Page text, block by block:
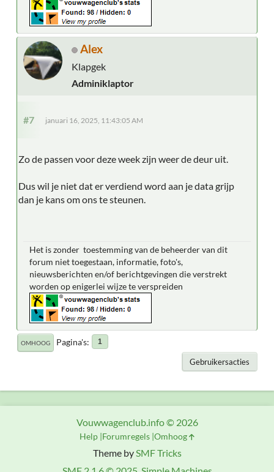
Alex
Klapgek
Adminiklaptor
#7 januari 16, 2025, 11:43:05 AM
Zo de passen voor deze week zijn weer de deur uit.
Dus wil je niet dat er verdiend word aan je data grijp
dan je kans om ons te steunen.
Het is zonder toestemming van de beheerder van dit
forum niet toegestaan, informatie, foto's,
nieuwsberichten en/of berichtgevingen die verstrekt
worden op enigerlei wijze te verspreiden
OMHOOG Pagina's 1
Gebruikersacties
Theme bySMF Tricks
Vouwwagenclub.info © 2026
Help Forumregels Omhoog